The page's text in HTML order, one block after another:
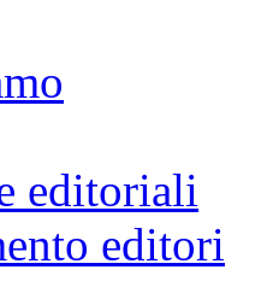
editoriali
editori